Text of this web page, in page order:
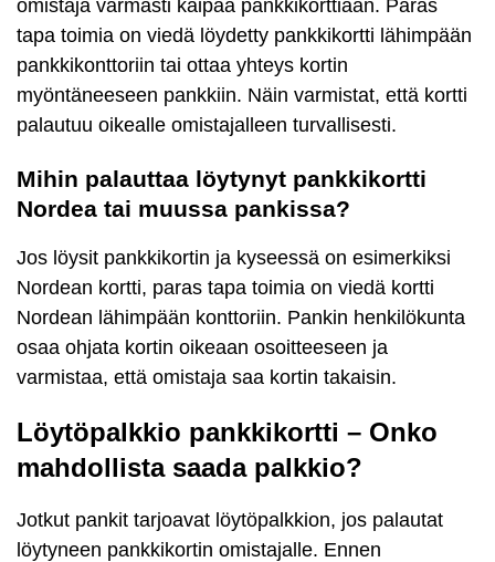
omistaja varmasti kaipaa pankkikorttiaan. Paras
tapa toimia on viedä löydetty pankkikortti lähimpään
pankkikonttoriin tai ottaa yhteys kortin
myöntäneeseen pankkiin. Näin varmistat, että kortti
palautuu oikealle omistajalleen turvallisesti.
Mihin palauttaa löytynyt pankkikortti
Nordea tai muussa pankissa?
Jos löysit pankkikortin ja kyseessä on esimerkiksi
Nordean kortti, paras tapa toimia on viedä kortti
Nordean lähimpään konttoriin. Pankin henkilökunta
osaa ohjata kortin oikeaan osoitteeseen ja
varmistaa, että omistaja saa kortin takaisin.
Löytöpalkkio pankkikortti – Onko
mahdollista saada palkkio?
Jotkut pankit tarjoavat löytöpalkkion, jos palautat
löytyneen pankkikortin omistajalle. Ennen